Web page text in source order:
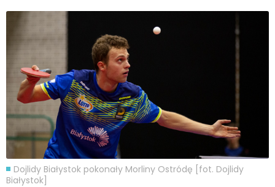
Dojlidy Białystok pokonały Morliny Ostródę [fot. Dojlidy
Białystok]